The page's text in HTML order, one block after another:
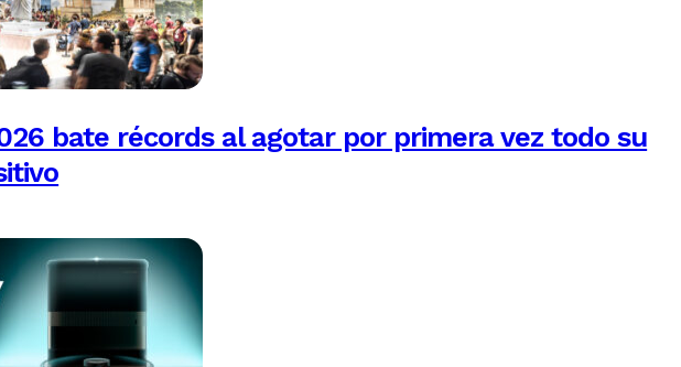
bate récords al agotar por primera vez todo su